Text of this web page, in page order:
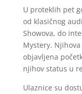
U proteklih pet
od klasičnog
Showova, do
Mystery.
objavljena
njihov status u
Ulaznice su